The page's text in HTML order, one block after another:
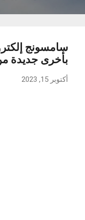
سامسونج
بأخرى جديدة
أكتوبر 15, 2023